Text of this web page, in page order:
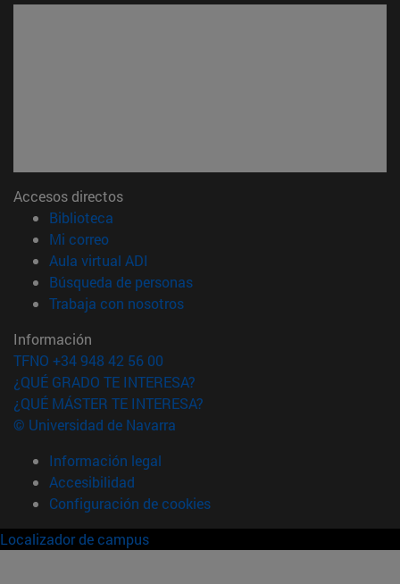
Accesos directos
Biblioteca
Mi correo(abre en nueva ventana)
Aula virtual ADI
Búsqueda de personas(abre en nueva ventana)
Trabaja con nosotros(abre en nueva ventana)
Información
TFNO +34 948 42 56 00
¿QUÉ GRADO TE INTERESA?
¿QUÉ MÁSTER TE INTERESA?
© Universidad de Navarra
Información legal
Accesibilidad
Configuración de cookies
Localizador de campus